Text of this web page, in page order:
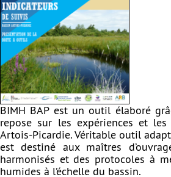
BIMH BAP est un outil élaboré
repose sur les expériences et
Artois-Picardie. Véritable outil
est destiné aux maîtres
harmonisés et des protocoles à
humides à l’échelle du bassin.